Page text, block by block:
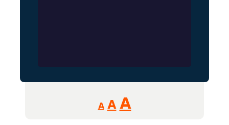
A
Reducir
tamaño
A Restablecer
AAumentar